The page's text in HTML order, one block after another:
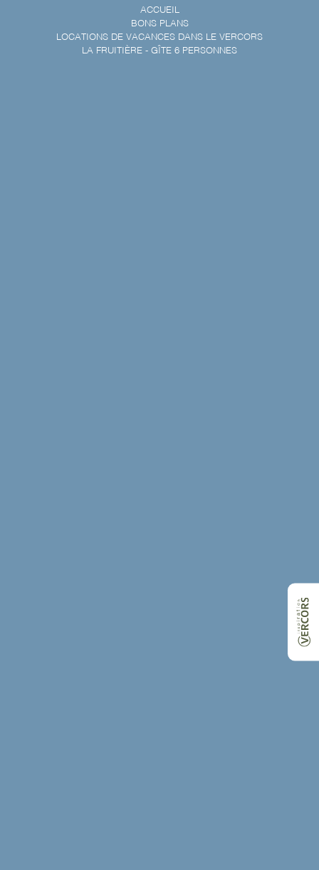
ACCUEIL
BONS PLANS
LOCATIONS DE VACANCES DANS LE VERCORS
LA FRUITIÈRE - GÎTE 6 PERSONNES